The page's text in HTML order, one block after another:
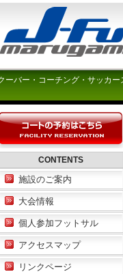
ーバー・コーチング・サッカ
CONTENTS
施設のご案内
大会情報
個人参加フットサル
アクセスマップ
リンクページ